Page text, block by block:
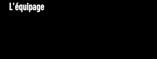
L'équipage